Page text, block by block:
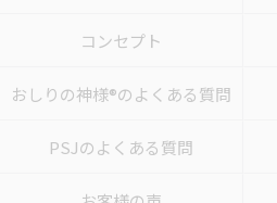
コンセプト
おしりの神様®のよくある質問
PSJのよくある質問